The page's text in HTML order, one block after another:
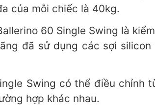
của mỗi chiếc là 40kg.
60 Single Swing là
đã sử dụng các sợi
Swing có thể điều chỉnh
hợp khác nhau.